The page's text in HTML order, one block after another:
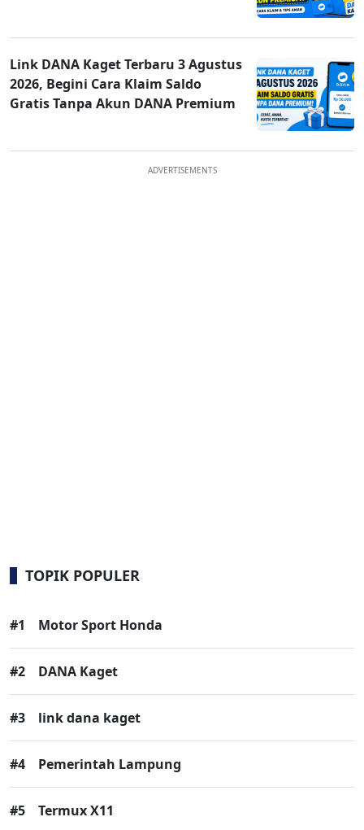
Link DANA Kaget Terbaru 3 Agustus
2026, Begini Cara Klaim Saldo
Gratis Tanpa Akun DANA Premium
ADVERTISEMENTS
TOPIK POPULER
#1 Motor Sport Honda
#2 DANA Kaget
#3 link dana kaget
#4 Pemerintah Lampung
#5 Termux X11